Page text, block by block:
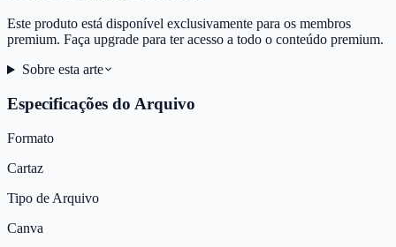
Este produto está disponível exclusivamente para os membros
premium. Faça upgrade para ter acesso a todo o conteúdo premium.
Sobre esta arte
Especificações do Arquivo
Formato
Cartaz
Tipo de Arquivo
Canva